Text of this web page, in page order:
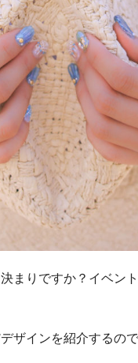
まりですか？イベン
ザインを紹介するので